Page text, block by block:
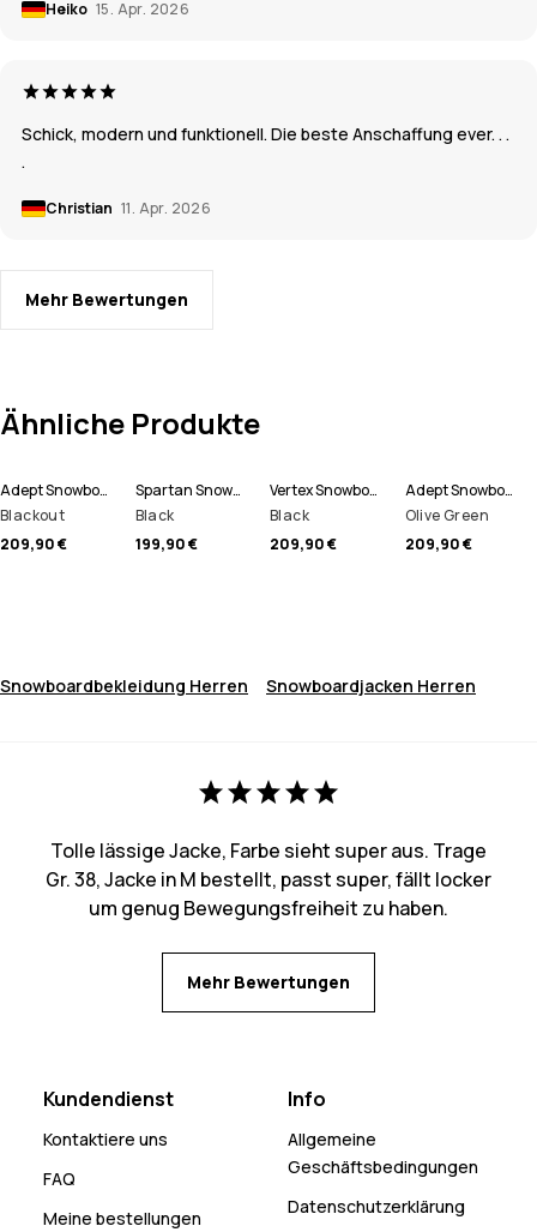
Heiko 15. Apr. 2026
Schick, modern und funktionell. Die beste Anschaffung ever. . .
.
Christian 11. Apr. 2026
Mehr Bewertungen
Ähnliche Produkte
Adept Snowboardjacke Herren
Blackout
209,90 €
Spartan Snowboardjacke Herren
Black
199,90 €
Vertex Snowboardjacke Herren
Black
209,90 €
Adept Snowboardjacke Herren
Olive Green
209,90 €
Snowboardbekleidung Herren Snowboardjacken Herren
Tolle lässige Jacke, Farbe sieht super aus. Trage
Gr. 38, Jacke in M bestellt, passt super, fällt locker
um genug Bewegungsfreiheit zu haben.
Mehr Bewertungen
Kundendienst
Kontaktiere uns
FAQ
Meine bestellungen
Info
Allgemeine
Geschäftsbedingungen
Datenschutzerklärung